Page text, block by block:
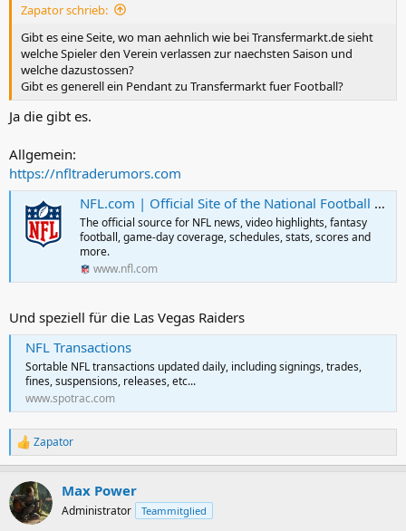
Zapator schrieb:
Gibt es eine Seite, wo man aehnlich wie bei Transfermarkt.de sieht
welche Spieler den Verein verlassen zur naechsten Saison und
welche dazustossen?
Gibt es generell ein Pendant zu Transfermarkt fuer Football?
Ja die gibt es.
Allgemein:
https://nfltraderumors.com
NFL.com | Official Site of the National Football League
The official source for NFL news, video highlights, fantasy
football, game-day coverage, schedules, stats, scores and
more.
www.nfl.com
Und speziell für die Las Vegas Raiders
NFL Transactions
Sortable NFL transactions updated daily, including signings, trades,
fines, suspensions, releases, etc...
www.spotrac.com
R
e
k
t
i
Zapator
Max Power
Administrator Teammitglied